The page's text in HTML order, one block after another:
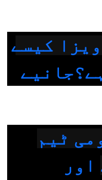
کیسے
ٹیم